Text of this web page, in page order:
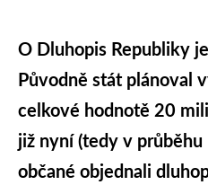
O Dluhopis Republiky
Původně stát plánoval
celkové hodnotě 20
již nyní (tedy v
občané objednali